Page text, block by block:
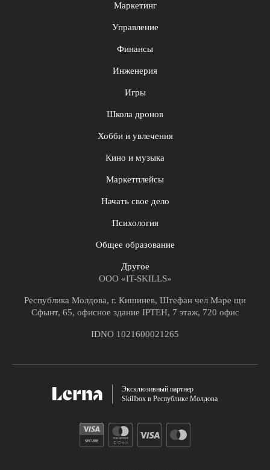
Маркетинг
Управление
Финансы
Инженерия
Игры
Школа дронов
Хобби и увлечения
Кино и музыка
Маркетплейсы
Начать свое дело
Психология
Общее образование
Другое
ООО «IT-SKILLS»
Республика Молдова, г. Кишинев, Штефан чел Маре щи
Сфынт, 65, офисное здание IPTEH, 7 этаж, 720 офис
IDNO 1021600021265
Эксклюзивный партнер
Skillbox в Республике Молдова